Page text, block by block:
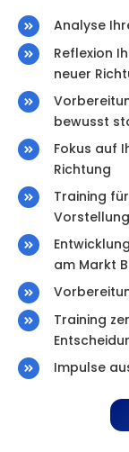
Analyse
Reflexion
neuer
bewusst
Fokus auf
Richtung
Training
am Markt
Training
Impulse